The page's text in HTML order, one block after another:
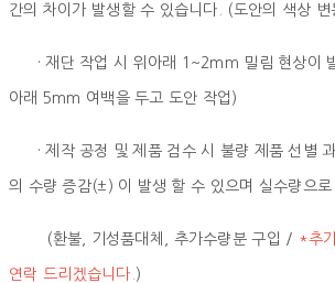
간의 차이가 발생할 수 있습니다. (도안의 색상 변
· 재단 작업 시 위아래 1~2mm 밀림 현상이
아래 5mm 여백을 두고 도안 작업)
· 제작 공정 및 제품 검수 시 불량 제품 선별
의 수량 증감(±) 이 발생 할 수 있으며 실수량으로
(환불, 기성품대체, 추가수량분 구입 / *추
연락 드리겠습니다. )